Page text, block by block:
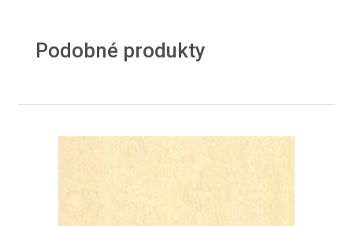
Podobné produkty